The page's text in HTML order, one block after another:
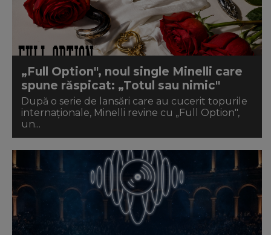
„Full Option", noul single Minelli care
spune răspicat: „Totul sau nimic"
După o serie de lansări care au cucerit topurile
internaționale, Minelli revine cu „Full Option",
un...